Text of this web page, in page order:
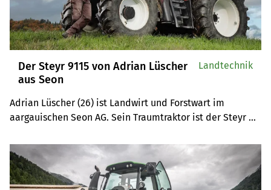
Der Steyr 9115 von Adrian Lüscher
aus Seon
Adrian Lüscher (26) ist Landwirt und Forstwart im
aargauischen Seon AG. Sein Traumtraktor ist der Steyr
Landtechnik